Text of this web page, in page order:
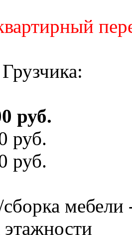
руб.
руб.
руб.
мебели
этажности